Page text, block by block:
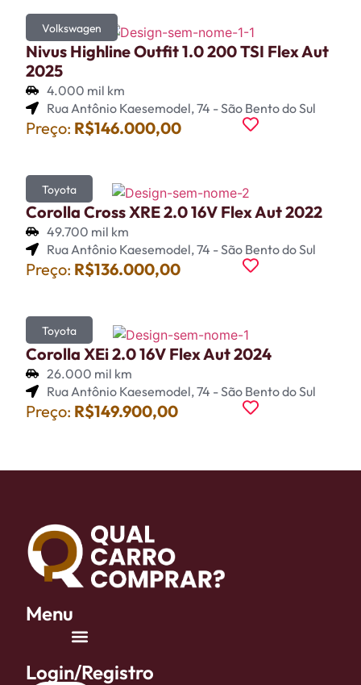
Volkswagen
Nivus Highline Outfit 1.0 200 TSI Flex Aut
2025
4.000 mil km
Rua Antônio Kaesemodel, 74 - São Bento do Sul
Preço: R$146.000,00
Toyota
Corolla Cross XRE 2.0 16V Flex Aut 2022
49.700 mil km
Rua Antônio Kaesemodel, 74 - São Bento do Sul
Preço: R$136.000,00
Toyota
Corolla XEi 2.0 16V Flex Aut 2024
26.000 mil km
Rua Antônio Kaesemodel, 74 - São Bento do Sul
Preço: R$149.900,00
Menu
Login/Registro